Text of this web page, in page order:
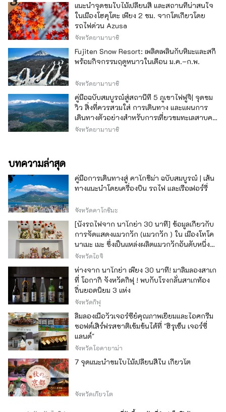
แนะนำจุดชมใบไม้เปลี่ยนสี และสถานที่น่าสนใจ
ในเมืองโฮคุโตะ เพียง 2 ชม. จากโตเกียวโดย
รถไฟด่วน Azusa
จังหวัดยามานาชิ
Fujiten Snow Resort: เพลิดเพลินกับหิมะและสกี
พร้อมกิจกรรมฤดูหนาวในเดือน ม.ค.–ก.พ.
จังหวัดยามานาชิ
คู่มือฉบับสมบูรณ์สู่สถานีที่ 5 ภูเขาไฟฟูจิ| จุดชม
วิว สิ่งที่ควรสวมใส่ การเดินทาง และแผนการ
เดินทางตัวอย่างสำหรับการเที่ยวชมทะเลสาบคา
วากุจิ
จังหวัดยามานาชิ
บทความล่าสุด
คู่มือการเดินทางสู่ คาโกชิม่า ฉบับสมบูรณ์ | เส้น
ทางแนะนำโดยเครื่องบิน รถไฟ และเรือเฟอร์รี่
จังหวัดคาโกชิมะ
[นั่งรถไฟจาก นาโกย่า 30 นาที] ข้อมูลเกี่ยวกับ
การจัดแสดงแมวกวัก (แมวกวัก ) ใน เมืองโทโค
นาเมะ เมะ ซึ่งเป็นแหล่งผลิตแมวกวักอันดับหนึ่ง
ของญี่ปุ่น
จังหวัดไอจิ
ห่างจาก นาโกย่า เพียง 30 นาที! มาลิ้มลองสาเก
ที่ โอกากิ จังหวัดกิฟุ ! พบกับโรงกลั่นสาเกท้อง
ถิ่นยอดนิยม 3 แห่ง
จังหวัดกิฟุ
ลิ้มลองเนื้อวัวเจอร์ซีย์คุณภาพเยี่ยมและไอศกรีม
ซอฟต์เสิร์ฟรสชาติเข้มข้นได้ที่ "ฮิรุเซ็น เจอร์ซี่
แลนด์"
จังหวัดโอคายาม่า
7 จุดแนะนำชมใบไม้เปลี่ยนสีใน เกียวโต
จังหวัดเกียวโต